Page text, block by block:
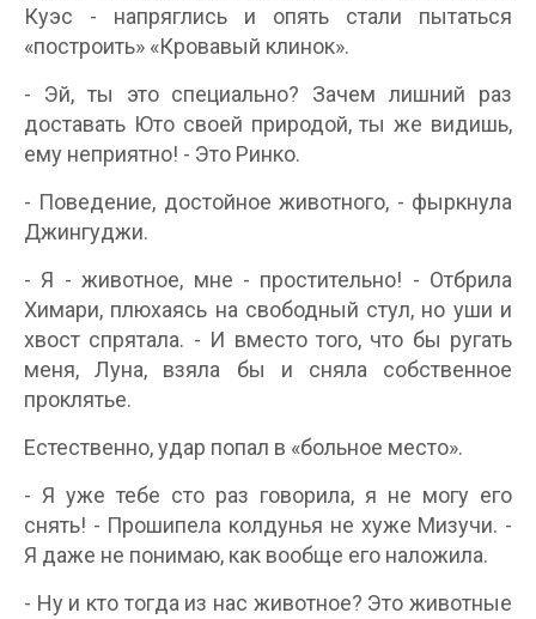
Куэс - напряглись и опять стали пытаться
«построить» «Кровавый клинок».
- Эй, ты это специально? Зачем лишний раз
доставать Юто своей природой, ты же видишь,
ему неприятно! - Это Ринко.
- Поведение, достойное животного, - фыркнула
Джингуджи.
- Я - животное, мне - простительно! - Отбрила
Химари, плюхаясь на свободный стул, но уши и
хвост спрятала. - И вместо того, что бы ругать
меня, Луна, взяла бы и сняла собственное
проклятье.
Естественно, удар попал в «больное место».
- Я уже тебе сто раз говорила, я не могу его
снять! - Прошипела колдунья не хуже Мизучи. -
Я даже не понимаю, как вообще его наложила.
- Ну и кто тогда из нас животное? Это животные